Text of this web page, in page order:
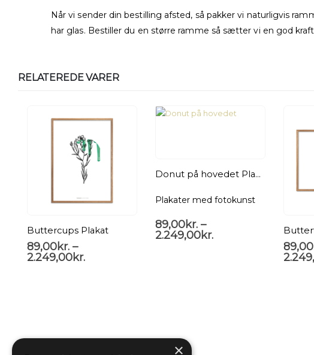
Når vi sender din bestilling afsted, så pakker vi naturligvis
har glas. Bestiller du en større ramme så sætter vi en god
RELATEREDE VARER
Buttercups Plakat
89,00kr. –
2.249,00kr.
Donut på hovedet Plakat
Plakater med fotokunst
89,00kr. –
2.249,00kr.
89,00
×